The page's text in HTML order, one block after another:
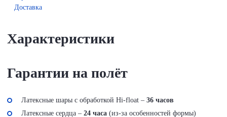
Доставка
Характеристики
Гарантии на полёт
Латексные шары с обработкой Hi-float – 36 часов
Латексные сердца – 24 часа (из-за особенностей формы)